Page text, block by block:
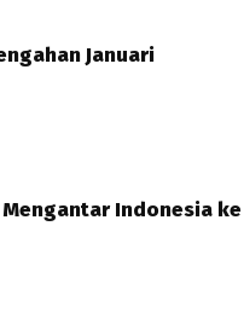
Januari
Indonesia ke